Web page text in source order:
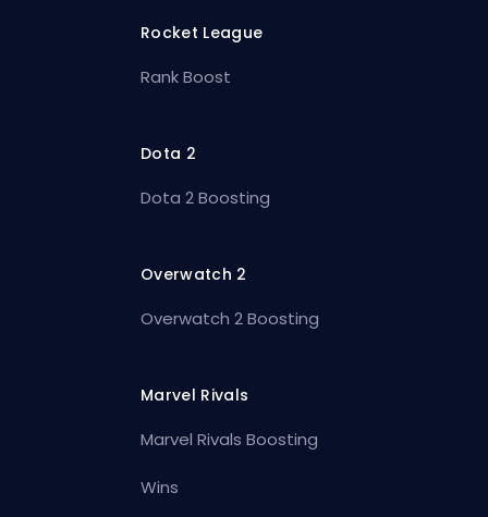
Rocket League
Rank Boost
Dota 2
Dota 2 Boosting
Overwatch 2
Overwatch 2 Boosting
Marvel Rivals
Marvel Rivals Boosting
Wins